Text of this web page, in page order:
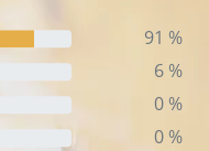
91 %
6 %
0 %
0 %